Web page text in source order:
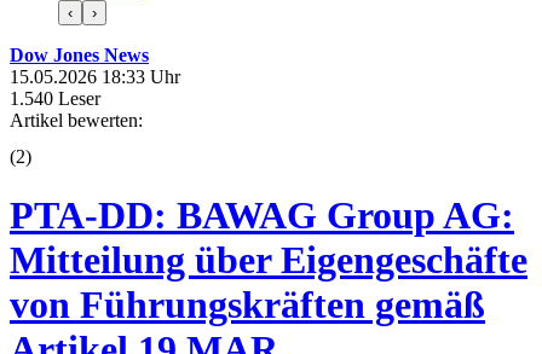
‹ ›
Dow Jones News
15.05.2026 18:33 Uhr
1.540 Leser
Artikel bewerten:
(2)
PTA-DD: BAWAG Group AG:
Mitteilung über Eigengeschäfte
von Führungskräften gemäß